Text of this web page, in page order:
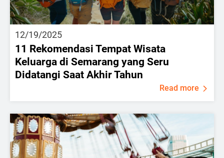
12/19/2025
11 Rekomendasi Tempat Wisata
Keluarga di Semarang yang Seru
Didatangi Saat Akhir Tahun
Read more